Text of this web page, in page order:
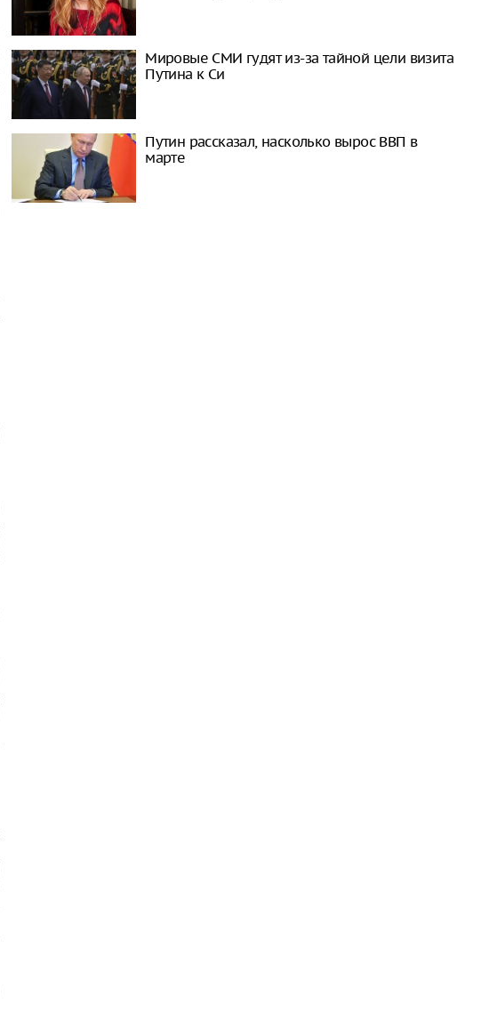
Мировые СМИ гудят из-за тайной цели визита
Путина к Си
Путин рассказал, насколько вырос ВВП в
марте